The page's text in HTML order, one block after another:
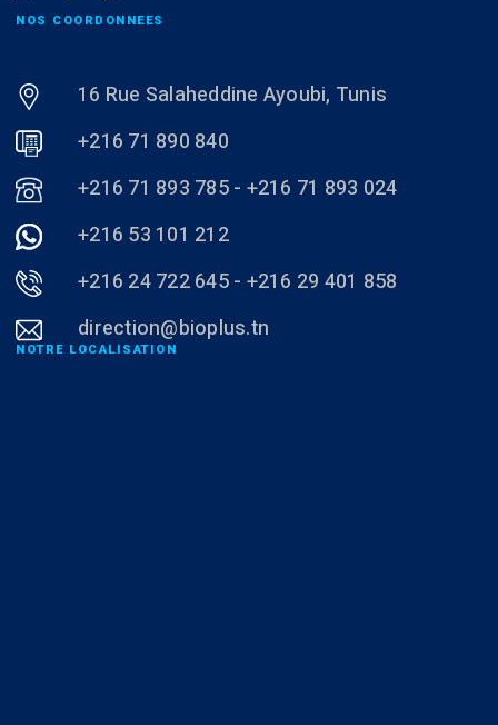
NOS COORDONNEES
16 Rue Salaheddine Ayoubi, Tunis
+216 71 890 840
+216 71 893 785 - +216 71 893 024
+216 53 101 212
+216 24 722 645 - +216 29 401 858
direction@bioplus.tn
NOTRE LOCALISATION